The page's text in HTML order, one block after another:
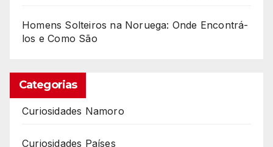
Homens Solteiros na Noruega: Onde Encontrá-
los e Como São
Categorias
Curiosidades Namoro
Curiosidades Países